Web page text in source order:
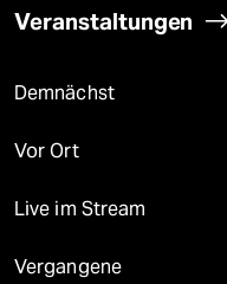
Veranstaltungen
Demnächst
Vor Ort
Live im Stream
Vergangene